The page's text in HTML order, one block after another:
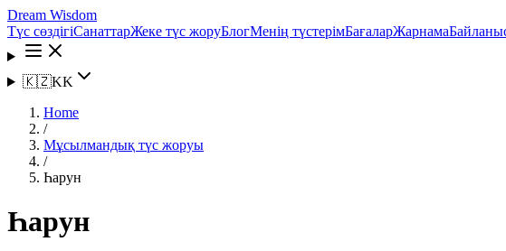
Dream Wisdom
Түс сөздігіСанаттарЖеке түс жоруБлогМенің түстерімБағаларЖарнама
🇰🇿KK
Home
/
Мұсылмандық түс жоруы
/
Һарун
Һарун